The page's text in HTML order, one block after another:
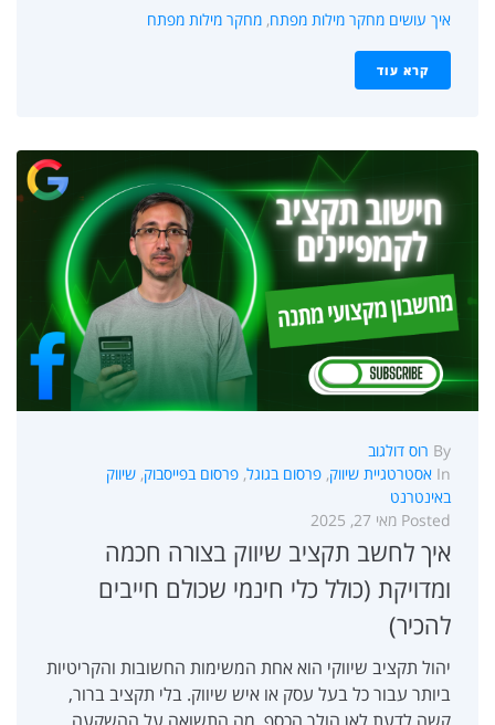
איך עושים מחקר מילות מפתח, מחקר מילות מפתח
קרא עוד
By רוס דולגוב
In אסטרטגיית שיווק, פרסום בגוגל, פרסום בפייסבוק, שיווק
באינטרנט
Posted מאי 27, 2025
איך לחשב תקציב שיווק בצורה חכמה
ומדויקת (כולל כלי חינמי שכולם חייבים
להכיר)
יהול תקציב שיווקי הוא אחת המשימות החשובות והקריטיות
ביותר עבור כל בעל עסק או איש שיווק. בלי תקציב ברור,